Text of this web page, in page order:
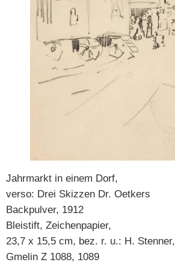
Jahrmarkt in einem Dorf,
verso: Drei Skizzen Dr. Oetkers
Backpulver, 1912
Bleistift, Zeichenpapier,
23,7 x 15,5 cm, bez. r. u.: H. Stenner,
Gmelin Z 1088, 1089